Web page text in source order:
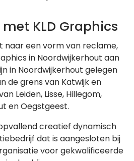
KLD Graphics
naar een vorm van reclame,
in Noordwijkerhout aan
in Noordwijkerhout gelegen
de grens van Katwijk en
Leiden, Lisse, Hillegom,
en Oegstgeest.
creatief dynamisch
dat is aangesloten bij
voor gekwalificeerde